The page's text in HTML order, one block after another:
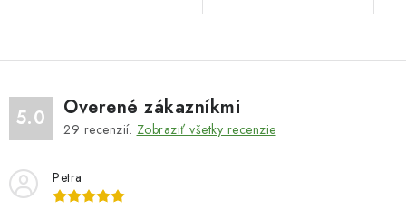
5.0 Overené zákazníkmi
29 recenzií. Zobraziť všetky recenzie
Petra